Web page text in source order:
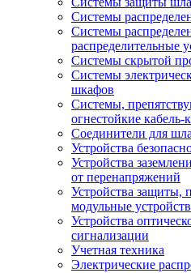
Системы
Системы
распределительные
Системы скрытой
Системы
шкафов
Системы,
огнестойкие кабель-
Соединители для
Устройства
Устройства
от перенапряжений
Устройства защиты,
модульные
Устройства
сигнализации
Учетная техника
Электрические